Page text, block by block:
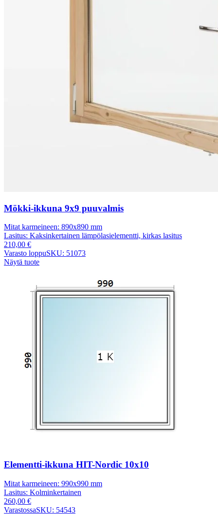
Mökki-ikkuna 9x9 puuvalmis
Mitat karmeineen: 890x890 mm
Lasitus: Kaksinkertainen lämpölasielementti, kirkas lasitus
210,00 €
Varasto loppuSKU: 51073
Näytä tuote
Elementti-ikkuna HIT-Nordic 10x10
Mitat karmeineen: 990x990 mm
Lasitus: Kolminkertainen
260,00 €
VarastossaSKU: 54543